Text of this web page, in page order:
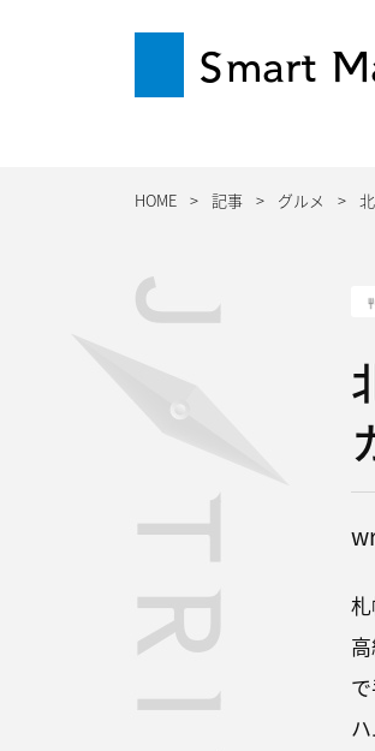
Smart
HOME 記事 グルメ